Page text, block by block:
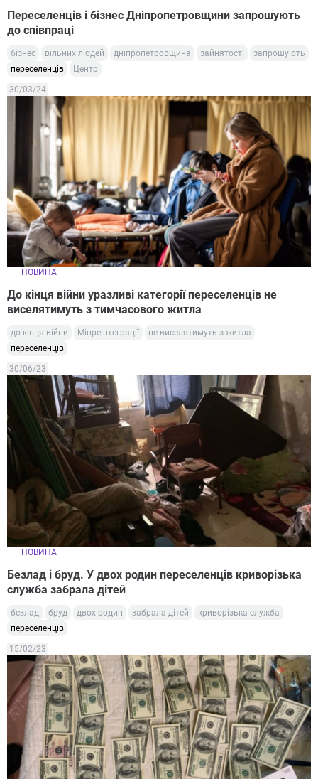
Переселенців і бізнес Дніпропетровщини запрошують
до співпраці
бізнес вільних людей дніпропетровщина зайнятості
запрошують
переселенців
Центр
30/03/24
НОВИНА
До кінця війни уразливі категорії переселенців не
виселятимуть з тимчасового житла
до кінця війни Мінреінтеграції
не виселятимуть з житла
переселенців
30/06/23
НОВИНА
Безлад і бруд. У двох родин переселенців криворізька
служба забрала дітей
безлад бруд двох родин забрала дітей
криворізька служба
переселенців
15/02/23